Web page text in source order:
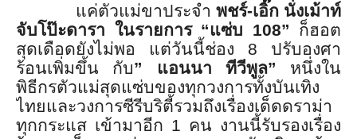
แค่ตัวแม่ขาประจำ พชร์-เอิ๊ก นั่งเม้าท์
จับโป๊ะดารา ในรายการ “แซ่บ 108” ก็ฮอต
สุดเดือดยังไม่พอ แต่วันนี้ช่อง 8 ปรับองศา
ร้อนเพิ่มขึ้น กับ” แอนนา ทีวีพูล” หนึ่งใน
พิธีกรตัวแม่สุดแซ่บของทุกวงการทั้งบันเทิง
ไทยและวงการซีรีบริตี้รวมถึงเรื่องเด็ดดราม่า
ทุกกระแส เข้ามาอีก 1 คน งานนี้รับรองเรื่อง